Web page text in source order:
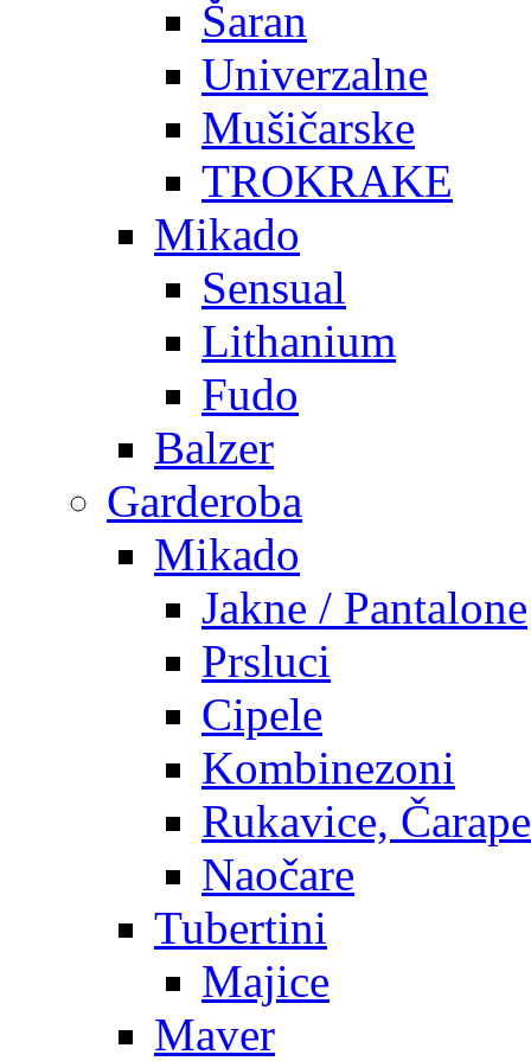
Šaran
Univerzalne
Mušičarske
TROKRAKE
Mikado
Sensual
Lithanium
Fudo
Balzer
Garderoba
Mikado
Jakne / Pantalone
Prsluci
Cipele
Kombinezoni
Rukavice, Čarape
Naočare
Tubertini
Majice
Maver